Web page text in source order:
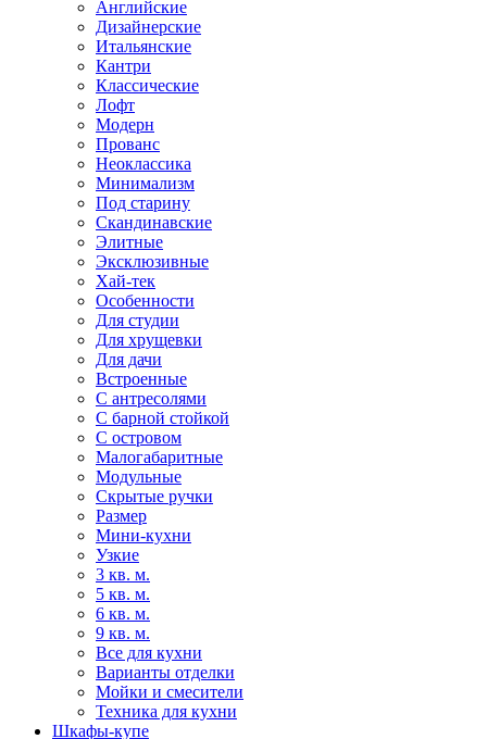
Английские
Дизайнерские
Итальянские
Кантри
Классические
Лофт
Модерн
Прованс
Неоклассика
Минимализм
Под старину
Скандинавские
Элитные
Эксклюзивные
Хай-тек
Особенности
Для студии
Для хрущевки
Для дачи
Встроенные
С антресолями
С барной стойкой
С островом
Малогабаритные
Модульные
Скрытые ручки
Размер
Мини-кухни
Узкие
3 кв. м.
5 кв. м.
6 кв. м.
9 кв. м.
Все для кухни
Варианты отделки
Мойки и смесители
Техника для кухни
Шкафы-купе